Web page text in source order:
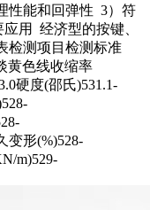
性能和回弹性 3）符
用 经济型的按键、
检测项目检测标准
黄色线收缩率
硬度(邵氏)531.1-
变形(%)528-
m)529-